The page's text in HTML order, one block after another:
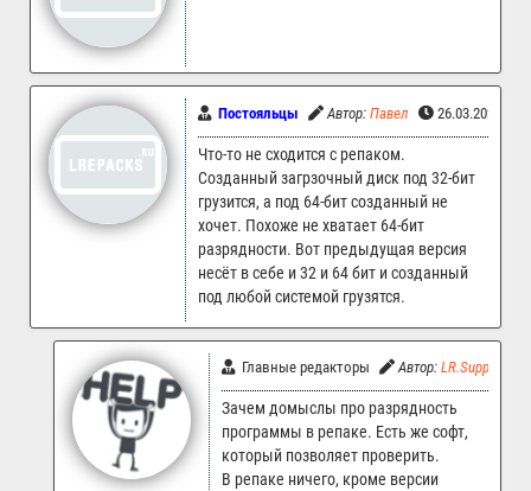
Постояльцы Автор: Павел 26.03.2026
Что-то не сходится с репаком.
Созданный загрзочный диск под 32-бит
грузится, а под 64-бит созданный не
хочет. Похоже не хватает 64-бит
разрядности. Вот предыдущая версия
несёт в себе и 32 и 64 бит и созданный
под любой системой грузятся.
Главные редакторы Автор: LR.Support
Зачем домыслы про разрядность
программы в репаке. Есть же софт,
который позволяет проверить.
В репаке ничего, кроме версии